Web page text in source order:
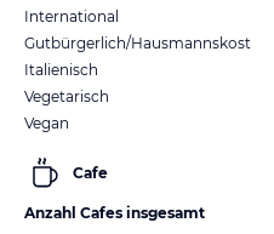
International
Gutbürgerlich/Hausmannskost
Italienisch
Vegetarisch
Vegan
Cafe
Anzahl Cafes insgesamt